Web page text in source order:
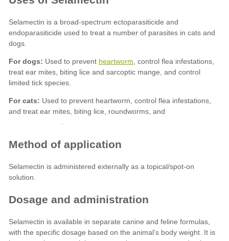
For dogs: heartworm
For cats: